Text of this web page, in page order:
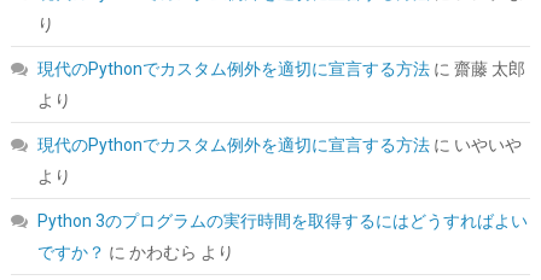
( 54616) GBP 466.81 (2026-08-07 04:03 GMT +09:00 時点 -
こちら
り
現代のPythonでカスタム例外を適切に宣言する方法に 齋藤 太郎
より
現代のPythonでカスタム例外を適切に宣言する方法に いやいや
より
Python 3のプログラムの実行時間を取得するにはどうすればよい
ですか？ に かわむら より